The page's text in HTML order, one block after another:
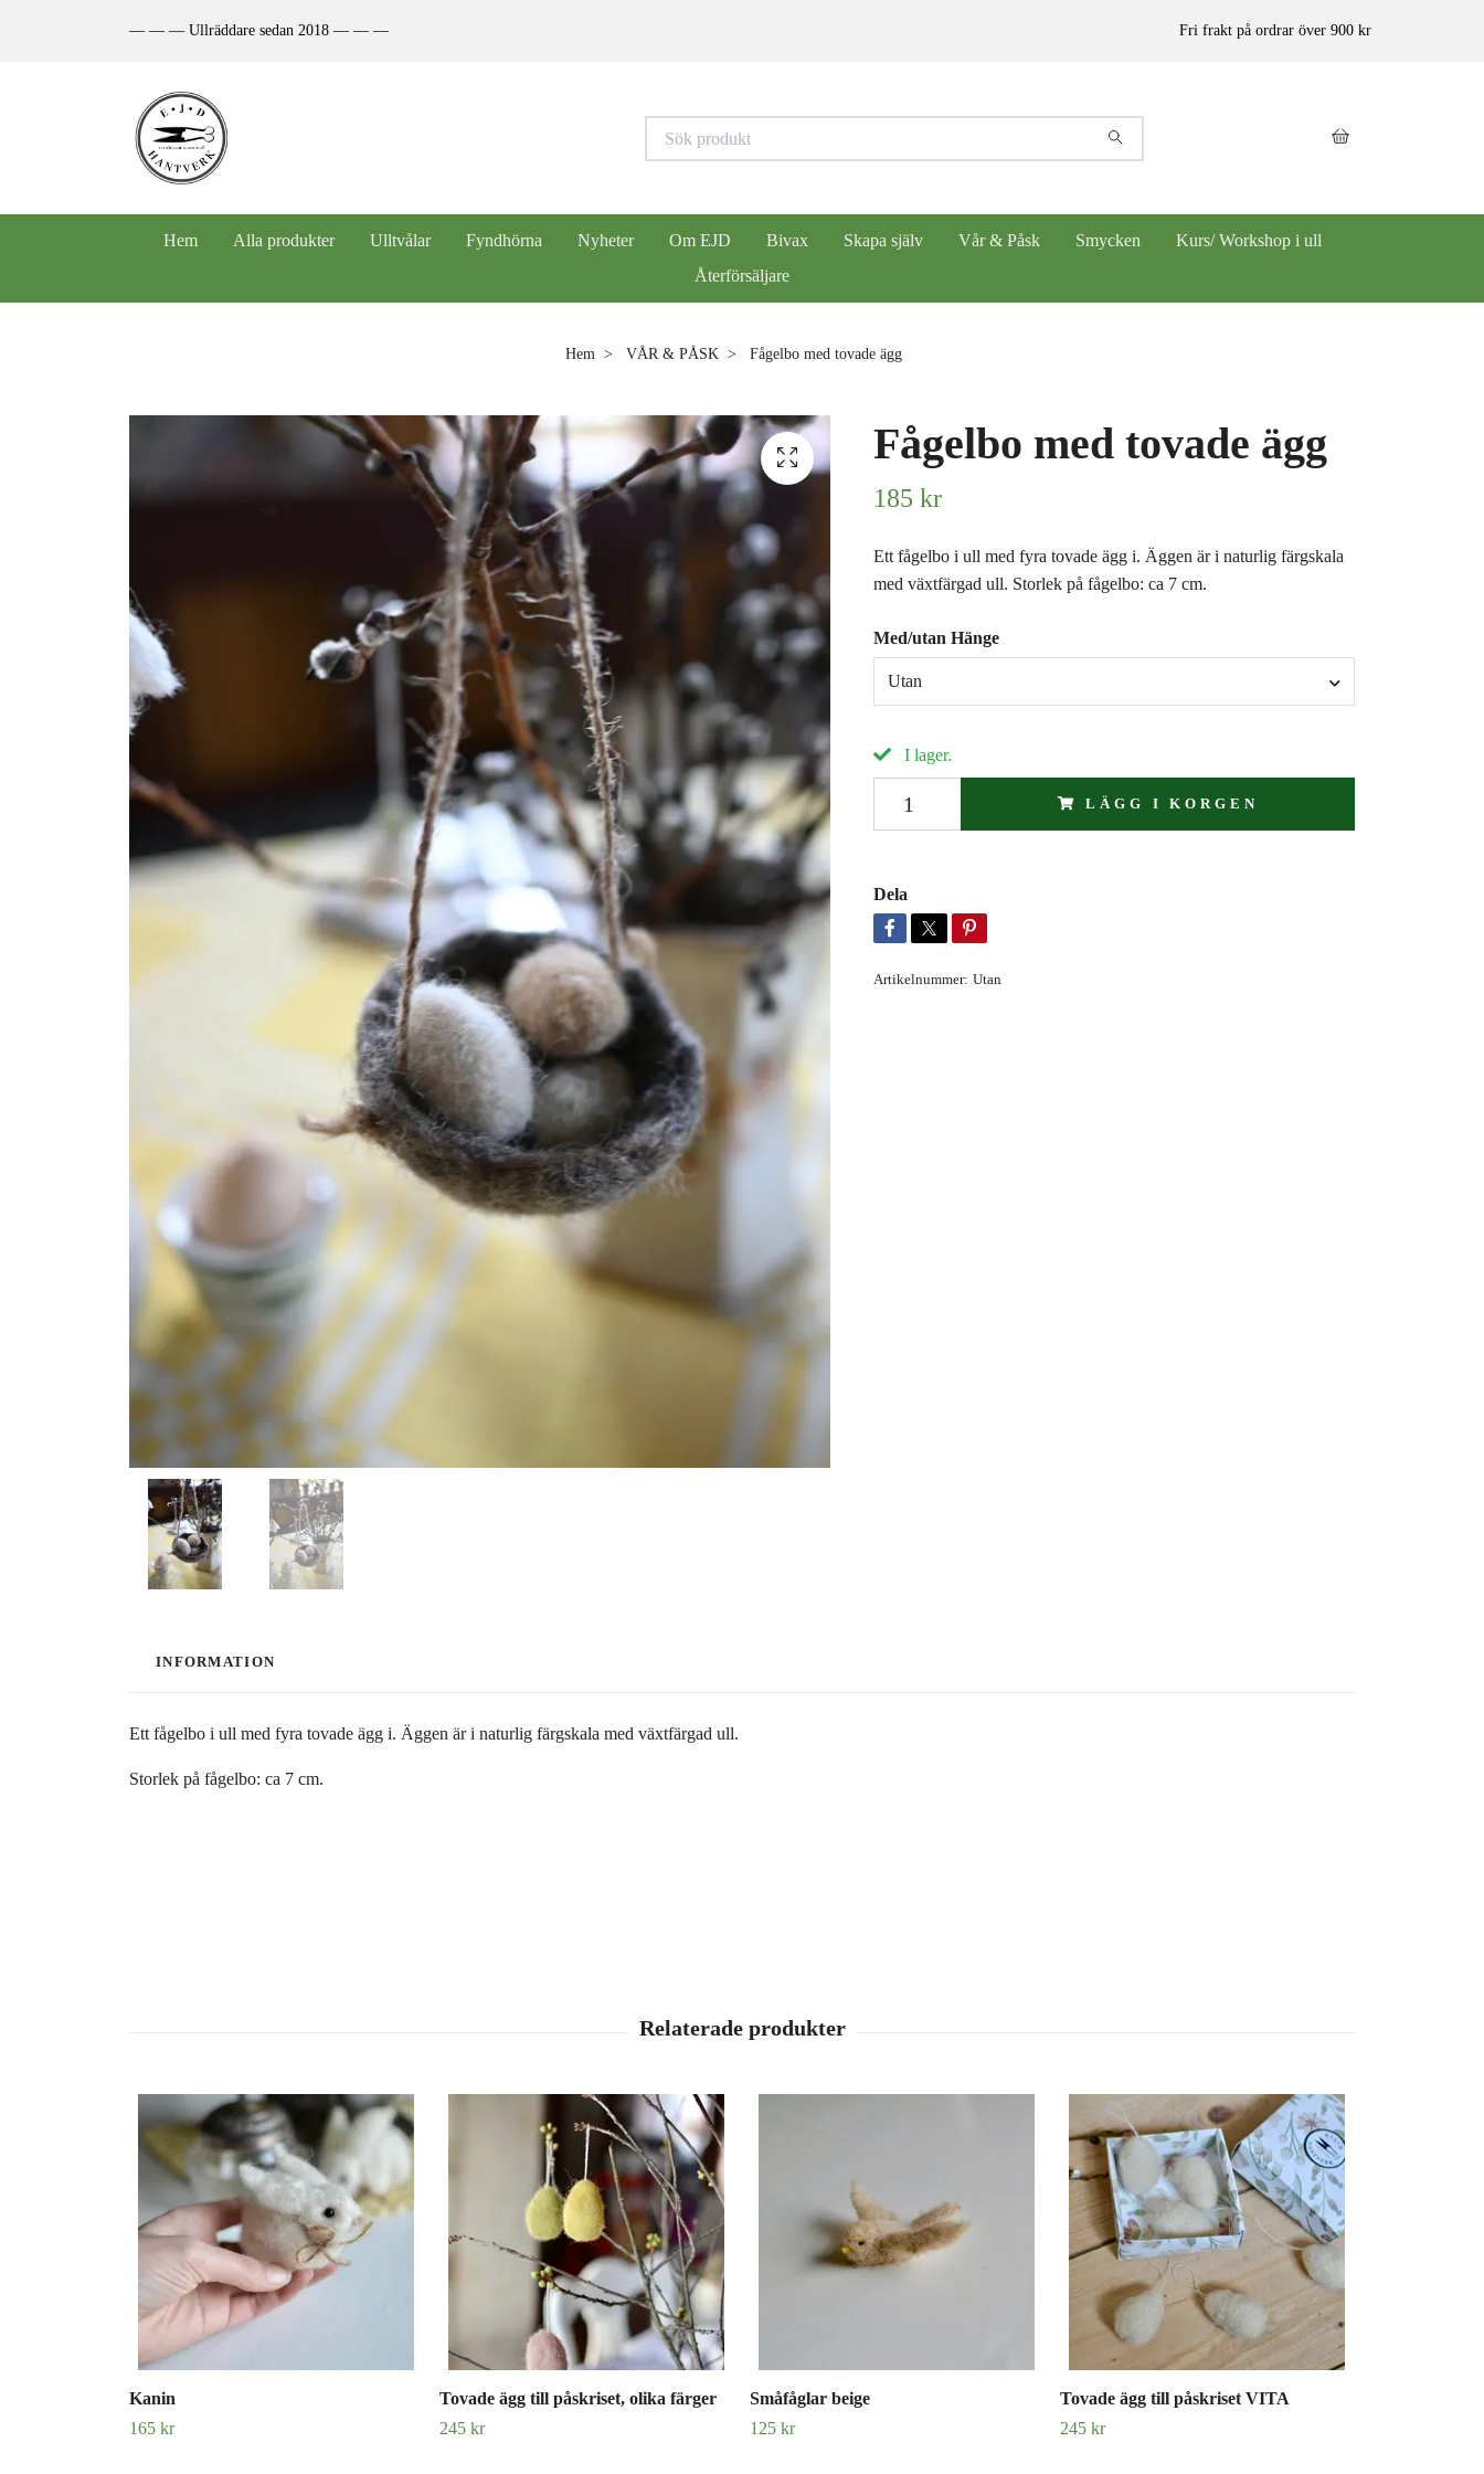
— — — Ullräddare sedan 2018 — — — Fri frakt på ordrar över 900 kr
Hem Alla produkter Ulltvålar Fyndhörna Nyheter Om EJD Bivax Skapa själv Vår & Påsk Smycken
Kurs/ Workshop i ull
Återförsäljare
Hem VÅR & PÅSK Fågelbo med tovade ägg
Fågelbo med tovade ägg
185 kr
Ett fågelbo i ull med fyra tovade ägg i. Äggen är i naturlig färgskala
med växtfärgad ull. Storlek på fågelbo: ca 7 cm.
Med/utan Hänge
Utan
I lager.
LÄGG I KORGEN
Dela
Artikelnummer: Utan
INFORMATION
Ett fågelbo i ull med fyra tovade ägg i. Äggen är i naturlig färgskala med växtfärgad ull.
Storlek på fågelbo: ca 7 cm.
Kanin
165 kr
Tovade ägg till påskriset, olika färger
245 kr
Småfåglar beige
125 kr
Tovade ägg till påskriset VITA
245 kr